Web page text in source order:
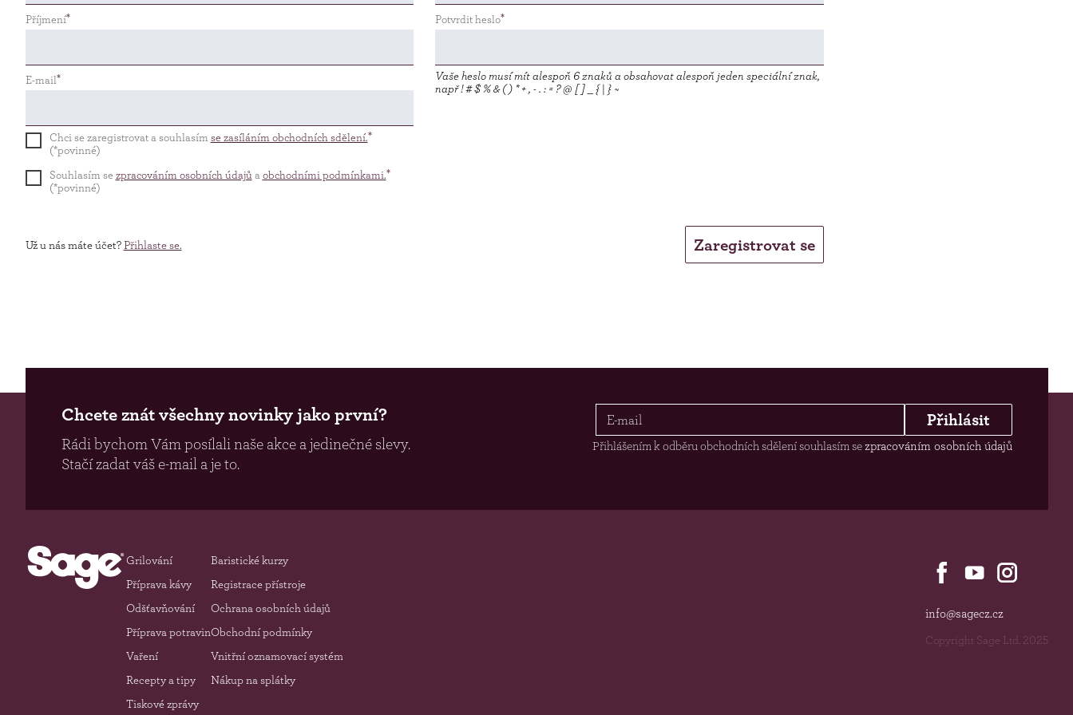
Příjmení
E-mail
Potvrdit heslo
Vaše heslo musí mít alespoň 6 znaků a obsahovat alespoň jeden speciální znak,
např ! # $ % & ( ) * + , - . : = ? @ [ ] _ { | } ~
Chci se zaregistrovat a souhlasím se zasíláním obchodních sdělení.
(*povinné)
Souhlasím se zpracováním osobních údajů a obchodními podmínkami.
(*povinné)
Už u nás máte účet?Přihlaste se. Zaregistrovat se
Chcete znát všechny novinky jako první?
Rádi bychom Vám posílali naše akce a jedinečné slevy.
Stačí zadat váš e-mail a je to.
Přihlásit
Přihlášením k odběru obchodních sdělení souhlasím sezpracováním osobních údajů
Grilování
Příprava kávy
Odšťavňování
Příprava potravin
Vaření
Recepty a tipy
Tiskové zprávy
Baristické kurzy
Registrace přístroje
Ochrana osobních údajů
Obchodní podmínky
Vnitřní oznamovací systém
Nákup na splátky
info@sagecz.cz
Copyright Sage Ltd. 2025